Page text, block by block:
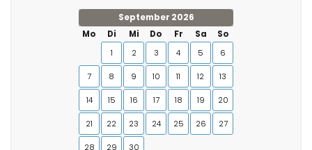
September 2026
Mo
Di Mi Do Fr Sa
So
1
2 3 4 5 6
7 8 9 10 11 12 13
14 15 16 17 18 19 20
21 22 23 24 25 26 27
28 29 30